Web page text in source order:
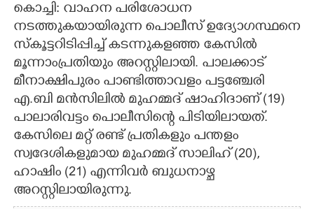
CARTOONS
LITERATURE
ZOOM
CONTACT US
കൊച്ചി: വാഹന പരിശോധന
നടത്തുകയായിരുന്ന പൊലീസ് ഉദ്യോഗസ്ഥനെ
സ്കൂട്ടറിടിപ്പിച്ച് കടന്നുകളഞ്ഞ കേസിൽ
മൂന്നാംപ്രതിയും അറസ്റ്റിലായി. പാലക്കാട്
മീനാക്ഷിപുരം പാണ്ടിത്താവളം പട്ടഞ്ചേരി
എ.ബി മൻസിലിൽ മുഹമ്മദ് ഷാഹിദാണ് (19)
പാലാരിവട്ടം പൊലീസിന്റെ പിടിയിലായത്.
കേസിലെ മറ്റ് രണ്ട് പ്രതികളും പന്തളം
സ്വദേശികളുമായ മുഹമ്മദ് സാലിഹ് (20),
ഹാഷിം (21) എന്നിവർ ബുധനാഴ്ച
അറസ്റ്റിലായിരുന്നു.